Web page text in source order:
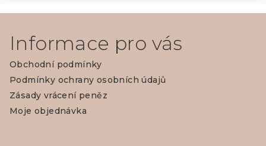
Informace pro vás
Obchodní podmínky
Podmínky ochrany osobních údajů
Zásady vrácení peněz
Moje objednávka